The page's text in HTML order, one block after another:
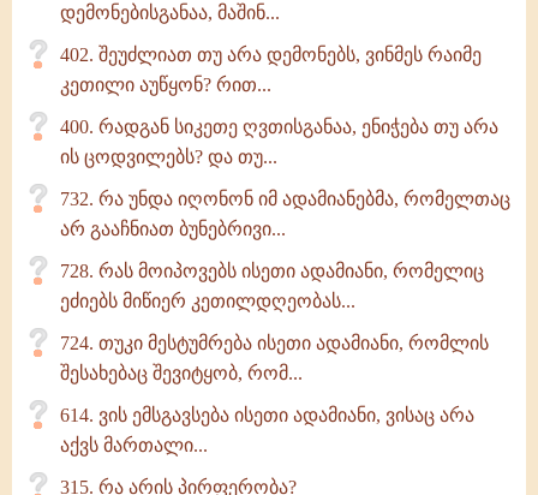
დემონებისგანაა, მაშინ...
402. შეუძლიათ თუ არა დემონებს, ვინმეს რაიმე
კეთილი აუწყონ? რით...
400. რადგან სიკეთე ღვთისგანაა, ენიჭება თუ არა
ის ცოდვილებს? და თუ...
732. რა უნდა იღონონ იმ ადამიანებმა, რომელთაც
არ გააჩნიათ ბუნებრივი...
728. რას მოიპოვებს ისეთი ადამიანი, რომელიც
ეძიებს მიწიერ კეთილდღეობას...
724. თუკი მესტუმრება ისეთი ადამიანი, რომლის
შესახებაც შევიტყობ, რომ...
614. ვის ემსგავსება ისეთი ადამიანი, ვისაც არა
აქვს მართალი...
315. რა არის პირფერობა?